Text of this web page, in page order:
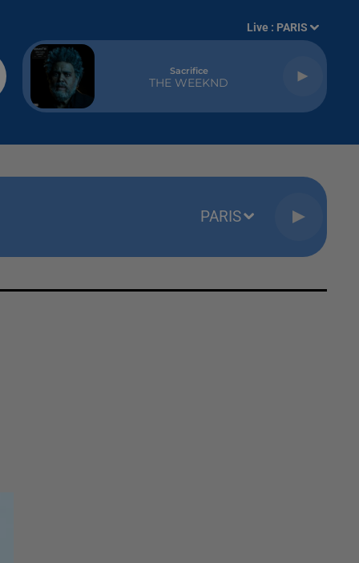
Live : PARIS
Sacrifice
THE WEEKND
PARIS